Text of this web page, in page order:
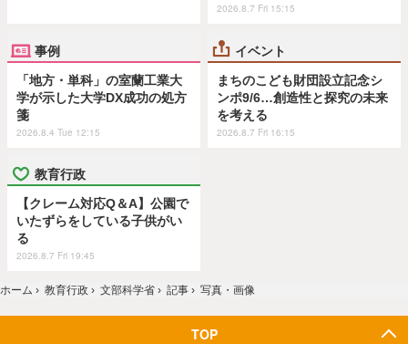
2026.8.7 Fri 15:15
事例
「地方・単科」の室蘭工業大
学が示した大学DX成功の処方
箋
2026.8.4 Tue 12:15
イベント
まちのこども財団設立記念シ
ンポ9/6…創造性と探究の未来
を考える
2026.8.7 Fri 16:15
教育行政
【クレーム対応Q＆A】公園で
いたずらをしている子供がい
る
2026.8.7 Fri 19:45
ホーム › 教育行政 › 文部科学省 › 記事 › 写真・画像
TOP